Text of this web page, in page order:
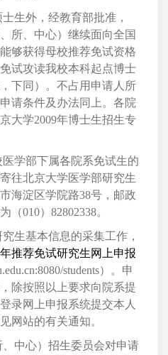
生外，经教育部批准，
所、中心）继续面向全国
够获得母校推荐免试资格
试攻读我校本科起点博士
下同）。不占用申请人所
请条件及办法同上。各院
大学2009年博士生招生专
学部下属各院系免试生的
往北京大学医学部研究生
海淀区学院路38号，邮政
（010） 82802338。
生基本信息的采集工作，
年推荐免试研究生网上申报
students）。申
除按照以上要求向院系提
录网上申报系统提交本人
网站的有关通知。
中心）招生委员会对申请